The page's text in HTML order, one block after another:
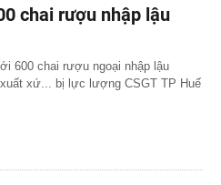
chai rượu nhập lậu
600 chai rượu ngoại nhập lậu
xứ... bị lực lượng CSGT TP Huế